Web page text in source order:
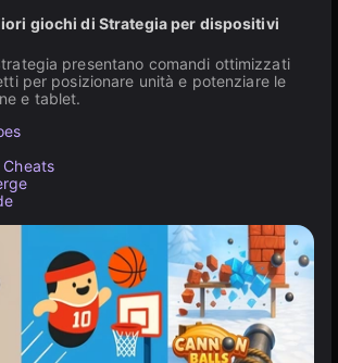
giochi di Strategia per dispositivi
presentano comandi ottimizzati
per posizionare unità e potenziare le
e tablet.
Cheats